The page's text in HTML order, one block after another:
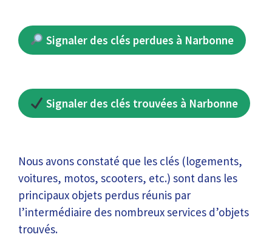
Signaler des clés perdues à Narbonne
Signaler des clés trouvées à Narbonne
Nous avons constaté que les clés (logements,
voitures, motos, scooters, etc.) sont dans les
principaux objets perdus réunis par
l’intermédiaire des nombreux services d’objets
trouvés.